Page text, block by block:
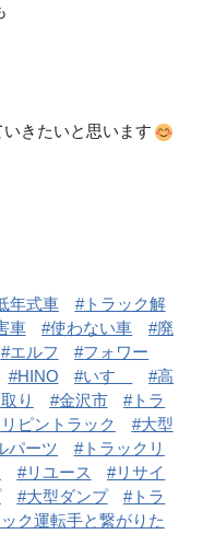
きたいと思います
年式車
トラック解
車 使わない車
廃
エルフ
フォワー
HINO いすゞ
高
り 金沢市
トラ
ピントラック
大型
パーツ
トラックリ
リユース
リサイ
大型ダンプ
トラ
ク運転手と繋がりた